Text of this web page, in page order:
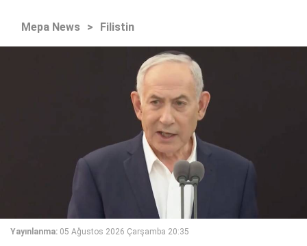
Mepa News > Filistin
Yayınlanma: 05 Ağustos 2026 Çarşamba 20:35